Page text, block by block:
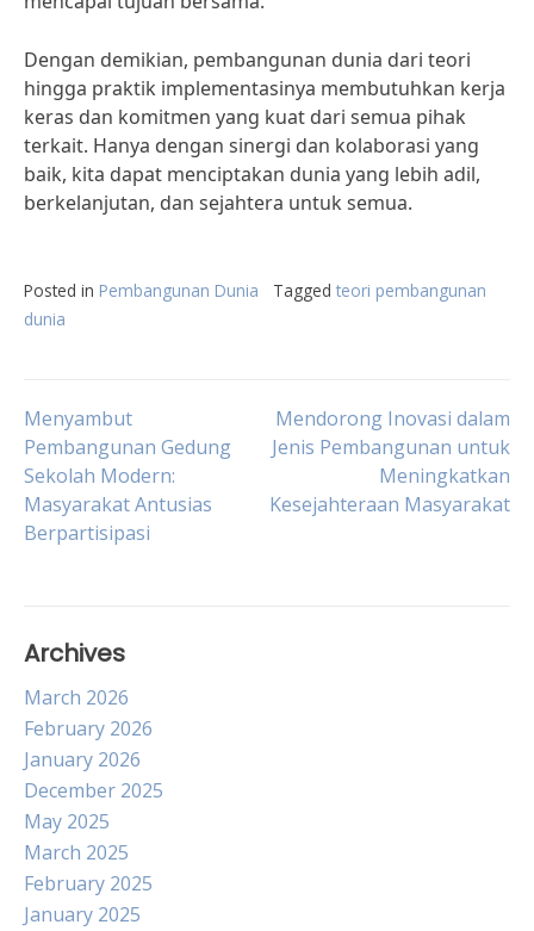
Dengan demikian, pembangunan dunia dari teori
hingga praktik implementasinya membutuhkan kerja
keras dan komitmen yang kuat dari semua pihak
terkait. Hanya dengan sinergi dan kolaborasi yang
baik, kita dapat menciptakan dunia yang lebih adil,
berkelanjutan, dan sejahtera untuk semua.
Posted in Pembangunan Dunia Tagged teori pembangunan
dunia
Post
navigation
Menyambut
Pembangunan Gedung
Sekolah Modern:
Masyarakat Antusias
Berpartisipasi
Mendorong Inovasi dalam
Jenis Pembangunan untuk
Meningkatkan
Kesejahteraan Masyarakat
Archives
March 2026
February 2026
January 2026
December 2025
May 2025
March 2025
February 2025
January 2025